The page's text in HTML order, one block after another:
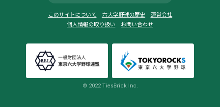
このサイトについて 六大学野球の歴史
運営会社
個人情報の取り扱い
お問い合わせ
© 2022 TiesBrick Inc.